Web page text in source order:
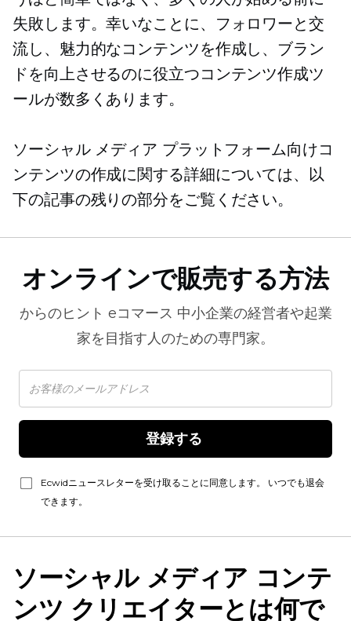
失敗します。幸いなことに、フォロワーと交
流し、魅力的なコンテンツを作成し、ブラン
ドを向上させるのに役立つコンテンツ作成ツ
ールが数多くあります。
ソーシャル メディア プラットフォーム向けコ
ンテンツの作成に関する詳細については、以
下の記事の残りの部分をご覧ください。
オンラインで販売する方法
からのヒント eコマース 中小企業の経営者や起業
家を目指す人のための専門家。
Ecwidニュースレターを受け取ることに同意します。 いつでも退会
できます。
ソーシャル メディア コンテ
ンツ クリエイターとは何で